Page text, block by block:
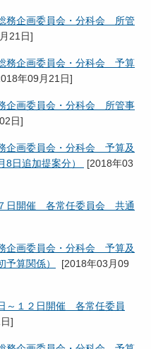
務企画委員会・分科会 所管
21日]
務企画委員会・分科会 予算
年09月21日]
企画委員会・分科会 所管事
日]
企画委員会・分科会 予算及
8日追加提案分）
[2018年03
日開催 各常任委員会 共通
企画委員会・分科会 予算及
算関係）
[2018年03月09
～１２日開催 各常任委員
]